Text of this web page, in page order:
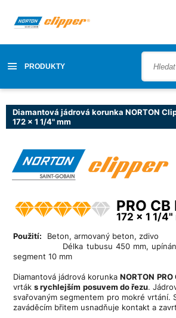
PRODUKTY
Diamantová jádrová korunka NORTON
172 x 1 1/4" mm
PRO CB
172 x 1 1/4"
Použití: Beton, armovaný beton, zdivo
Délka tubusu 450 mm, upínání 1
segment 10 mm
Diamantová jádrová korunkaNORTON
vrtáks rychlejším posuvem do řezu.
svařovaným segmentem pro mokré vrtání.
zaváděcím břitem usnadňuje kontakt a